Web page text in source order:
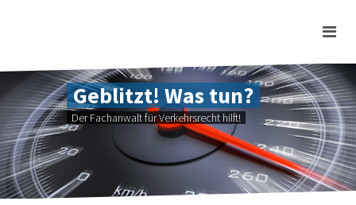
Geblitzt! Was tun?
Der Fachanwalt für Verkehrsrecht hilft!